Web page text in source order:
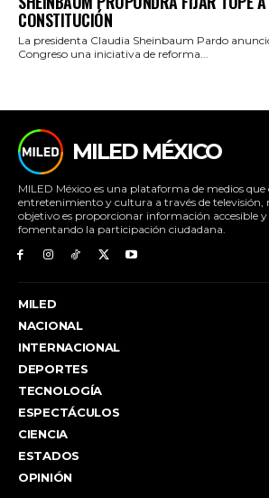
CONSTITUCIÓN
La presidenta Claudia Sheinbaum Pardo
Congreso una iniciativa de reforma...
MILED MÉXICO
MILED México es una plataforma de medios que
entretenimiento y cultura a través de televisión,
objetivo es proporcionar información accesible y
fomentando la participación ciudadana.
MILED
NACIONAL
INTERNACIONAL
DEPORTES
TECNOLOGÍA
ESPECTÁCULOS
CIENCIA
ESTADOS
OPINIÓN